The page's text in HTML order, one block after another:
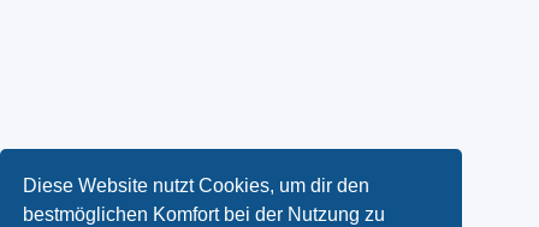
Diese Website nutzt Cookies, um dir den
bestmöglichen Komfort bei der Nutzung zu